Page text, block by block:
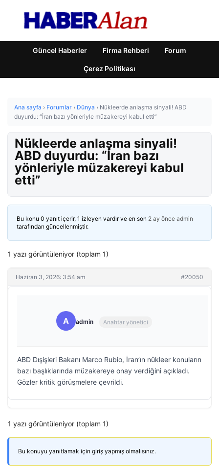
Güncel Haberler Firma Rehberi Forum
Çerez Politikası
Ana sayfa › Forumlar › Dünya › Nükleerde anlaşma sinyali! ABD
duyurdu: “İran bazı yönleriyle müzakereyi kabul etti”
Nükleerde anlaşma sinyali!
ABD duyurdu: “İran bazı
yönleriyle müzakereyi kabul
etti”
Bu konu 0 yanıt içerir, 1 izleyen vardır ve en son 2 ay önce admin
tarafından güncellenmiştir.
1 yazı görüntüleniyor (toplam 1)
Haziran 3, 2026: 3:54 am #20050
A admin Anahtar yönetici
ABD Dışişleri Bakanı Marco Rubio, İran’ın nükleer konuların
bazı başlıklarında müzakereye onay verdiğini açıkladı.
Gözler kritik görüşmelere çevrildi.
1 yazı görüntüleniyor (toplam 1)
Bu konuyu yanıtlamak için giriş yapmış olmalısınız.